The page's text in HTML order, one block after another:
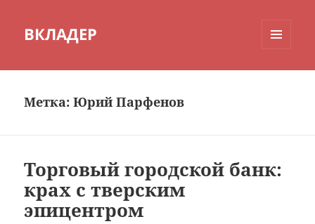
ВКЛАДЕР
Метка:Юрий Парфенов
Торговый городской банк:
крах с тверским
эпицентром